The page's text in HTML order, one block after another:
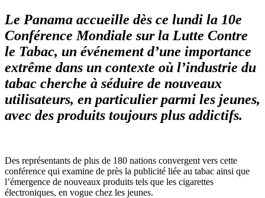
Le Panama accueille dès ce lundi la 10e
Conférence Mondiale sur la Lutte Contre
le Tabac, un événement d’une importance
extrême dans un contexte où l’industrie du
tabac cherche à séduire de nouveaux
utilisateurs, en particulier parmi les jeunes,
avec des produits toujours plus addictifs.
Des représentants de plus de 180 nations convergent vers cette
conférence qui examine de près la publicité liée au tabac ainsi que
l’émergence de nouveaux produits tels que les cigarettes
électroniques, en vogue chez les jeunes.